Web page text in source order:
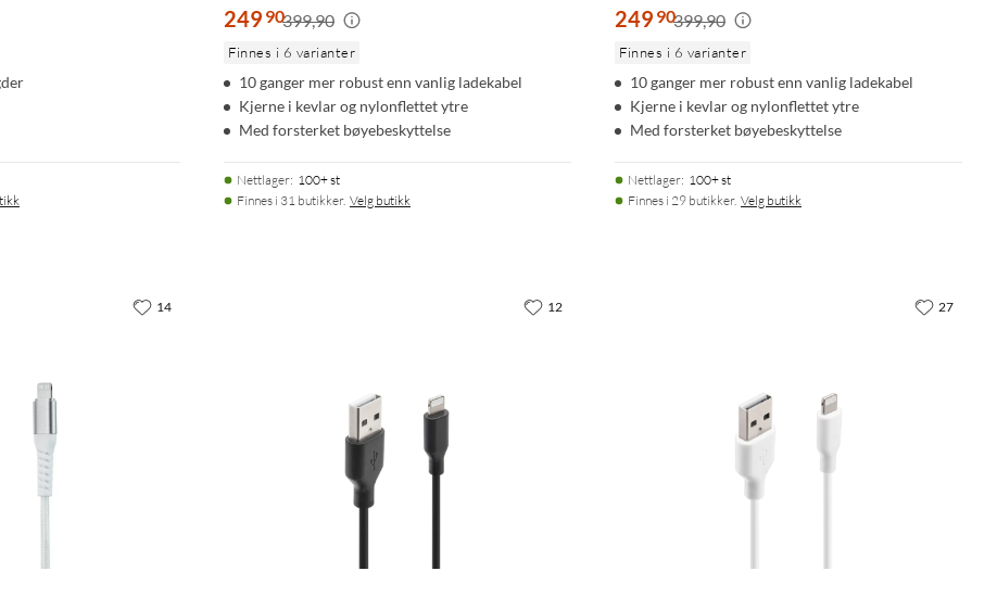
249 90399,90
Finnes i 6 varianter
10 ganger mer robust enn vanlig ladekabel
Kjerne i kevlar og nylonflettet ytre
Med forsterket bøyebeskyttelse
Nettlager: 100+ st
Finnes i 31 butikker. Velg butikk
249 90399,90
Finnes i 6 varianter
10 ganger mer robust enn vanlig ladekabel
Kjerne i kevlar og nylonflettet ytre
Med forsterket bøyebeskyttelse
Nettlager: 100+ st
Finnes i 29 butikker. Velg butikk
14 12 27